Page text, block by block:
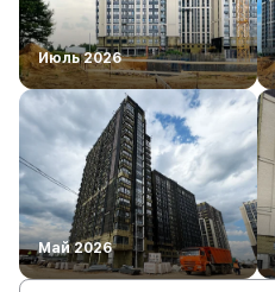
Июль 2026
Май 2026